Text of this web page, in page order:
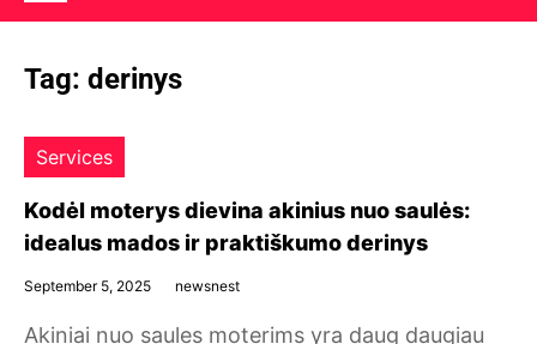
Tag: derinys
Services
Kodėl moterys dievina akinius nuo saulės:
idealus mados ir praktiškumo derinys
September 5, 2025 newsnest
Akiniai nuo saules moterims yra daug daugiau